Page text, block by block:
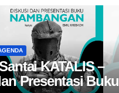
KATALIS –
Presentasi Buku